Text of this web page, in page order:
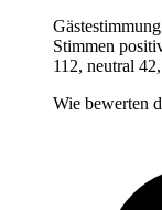
Stimmen
112, neutral
Wie bewerten